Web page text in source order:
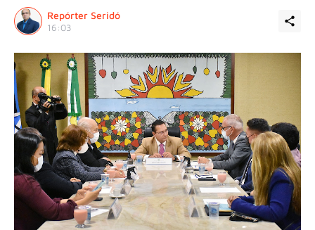
Repórter Seridó
16:03